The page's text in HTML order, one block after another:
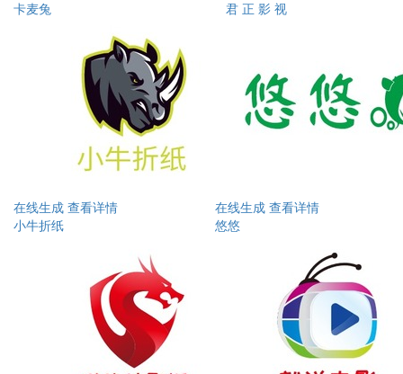
卡麦兔
君 正 影 视
在线生成 查看详情
小牛折纸
在线生成 查看详情
悠悠